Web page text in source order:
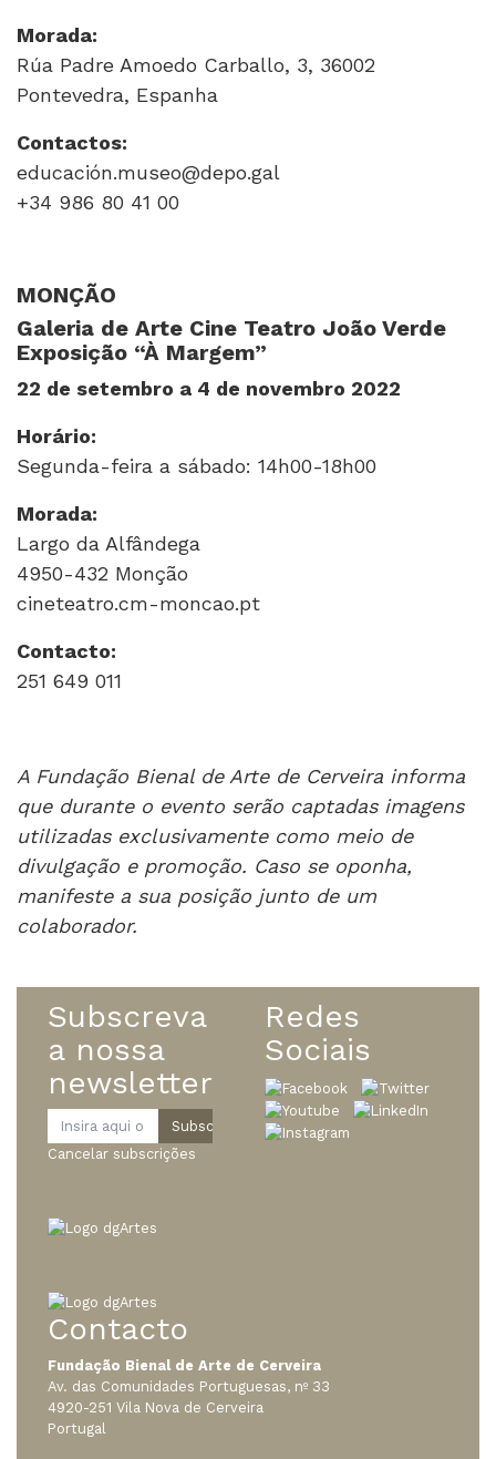
Morada:
Rúa Padre Amoedo Carballo, 3, 36002
Pontevedra, Espanha
Contactos:
educación.museo@depo.gal
+34 986 80 41 00
MONÇÃO
Galeria de Arte Cine Teatro João Verde
Exposição “À Margem”
22 de setembro a 4 de novembro 2022
Horário:
Segunda-feira a sábado: 14h00-18h00
Morada:
Largo da Alfândega
4950-432 Monção
cineteatro.cm-moncao.pt
Contacto:
251 649 011
A Fundação Bienal de Arte de Cerveira informa
que durante o evento serão captadas imagens
utilizadas exclusivamente como meio de
divulgação e promoção. Caso se oponha,
manifeste a sua posição junto de um
colaborador.
Subscreva
a nossa
newsletter
Cancelar subscrições
Redes
Sociais
Contacto
Fundação Bienal de Arte de Cerveira
Av. das Comunidades Portuguesas, nº 33
4920-251 Vila Nova de Cerveira
Portugal